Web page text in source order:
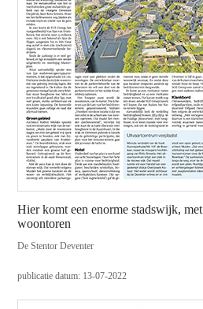
Hier komt een enorme stadswijk, met
woontoren
De Stentor Deventer
publicatie datum: 13-07-2022